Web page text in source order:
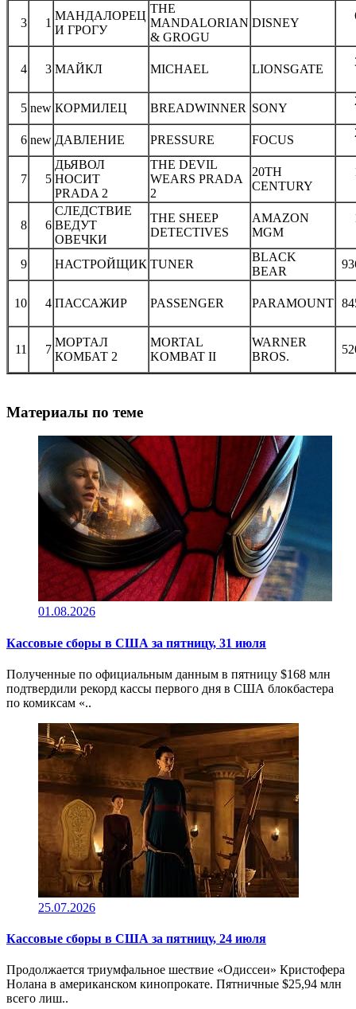
3 1
МАНДАЛОРЕЦ
И ГРОГУ
THE
MANDALORIAN
& GROGU
DISNEY
4 3 МАЙКЛ MICHAEL LIONSGATE
5 new КОРМИЛЕЦ BREADWINNER SONY
6 new ДАВЛЕНИЕ PRESSURE FOCUS
7 5
ДЬЯВОЛ
НОСИТ
PRADA 2
THE DEVIL
WEARS PRADA
2
20TH
CENTURY
8 6
СЛЕДСТВИЕ
ВЕДУТ
ОВЕЧКИ
THE SHEEP
DETECTIVES
AMAZON
MGM
9 НАСТРОЙЩИК TUNER
BLACK
BEAR
10 4 ПАССАЖИР PASSENGER PARAMOUNT
11 7
МОРТАЛ
КОМБАТ 2
MORTAL
KOMBAT II
WARNER
BROS.
Материалы по теме
01.08.2026
Кассовые сборы в CША за пятницу, 31 июля
Полученные по официальным данным в пятницу $168 млн
подтвердили рекорд кассы первого дня в США блокбастера
по комиксам «..
25.07.2026
Кассовые сборы в CША за пятницу, 24 июля
Продолжается триумфальное шествие «Одиссеи» Кристофера
Нолана в американском кинопрокате. Пятничные $25,94 млн
всего лиш..